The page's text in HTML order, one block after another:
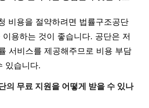
비용을 절약하려면 법률구조공단
용하는 것이 좋습니다. 공단은 저
서비스를 제공해주므로 비용 부담
있습니다.
의 무료 지원을 어떻게 받을 수 있나